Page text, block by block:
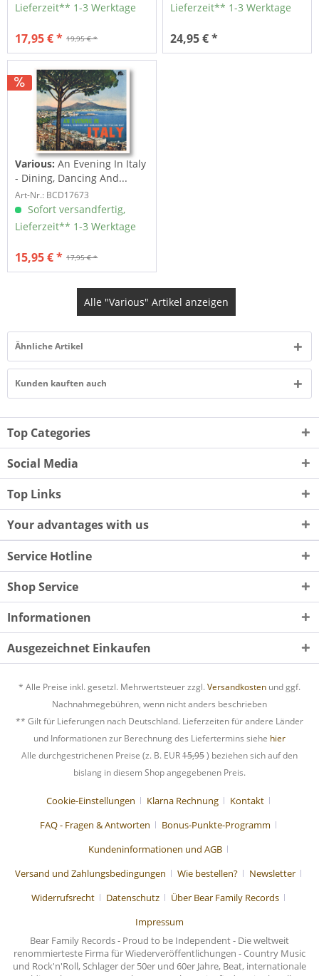
Lieferzeit** 1-3 Werktage
19,95 € *
17,95 € *
Lieferzeit** 1-3 Werktage
24,95 € *
Various: An Evening In Italy
- Dining, Dancing And...
Art-Nr.: BCD17673
Sofort versandfertig,
Lieferzeit** 1-3 Werktage
17,95 € *
15,95 € *
Alle "Various" Artikel anzeigen
Ähnliche Artikel
Kunden kauften auch
Top Categories
Social Media
Top Links
Your advantages with us
Service Hotline
Shop Service
Informationen
Ausgezeichnet Einkaufen
* Alle Preise inkl. gesetzl. Mehrwertsteuer zzgl. Versandkosten und ggf.
Nachnahmegebühren, wenn nicht anders beschrieben
** Gilt für Lieferungen nach Deutschland. Lieferzeiten für andere Länder
und Informationen zur Berechnung des Liefertermins siehe hier
Alle durchgestrichenen Preise (z. B. EUR15,95) beziehen sich auf den
bislang in diesem Shop angegebenen Preis.
Cookie-Einstellungen Klarna Rechnung
Kontakt
FAQ - Fragen & Antworten
Bonus-Punkte-Programm
Kundeninformationen und AGB
Versand und Zahlungsbedingungen
Wie bestellen?
Newsletter
Widerrufsrecht
Datenschutz
Über Bear Family Records
Impressum
Bear Family Records - Proud to be Independent - Die weltweit
renommierteste Firma für Wiederveröffentlichungen - Country Music
und Rock'n'Roll, Schlager der 50er und 60er Jahre, Beat, internationale